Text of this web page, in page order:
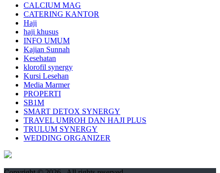
CALCIUM MAG
CATERING KANTOR
Haji
haji khusus
INFO UMUM
Kajian Sunnah
Kesehatan
klorofil synergy
Kursi Lesehan
Media Marmer
PROPERTI
SB1M
SMART DETOX SYNERGY
TRAVEL UMROH DAN HAJI PLUS
TRULUM SYNERGY
WEDDING ORGANIZER